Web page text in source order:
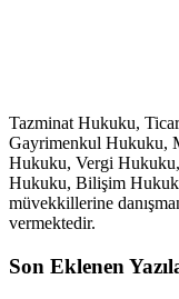
Tazminat Hukuku,
Gayrimenkul Hukuku,
Hukuku, Vergi
Hukuku, Bilişim
müvekkillerine
vermektedir.
Son Eklenen